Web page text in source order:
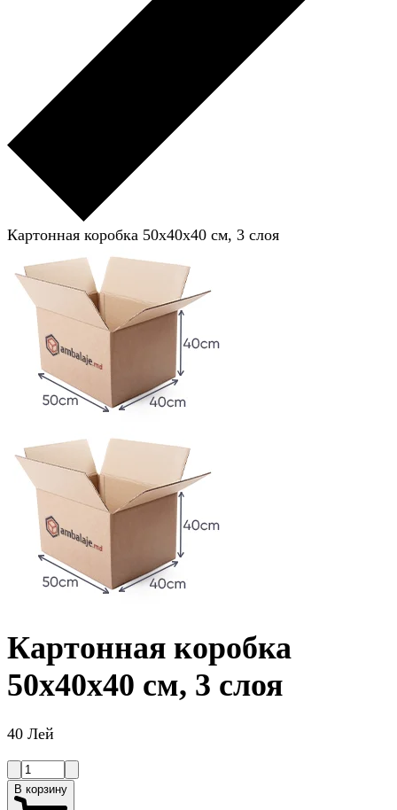
Картонная коробка 50x40x40 см, 3 слоя
Картонная коробка
50x40x40 см, 3 слоя
40 Лей
В корзину